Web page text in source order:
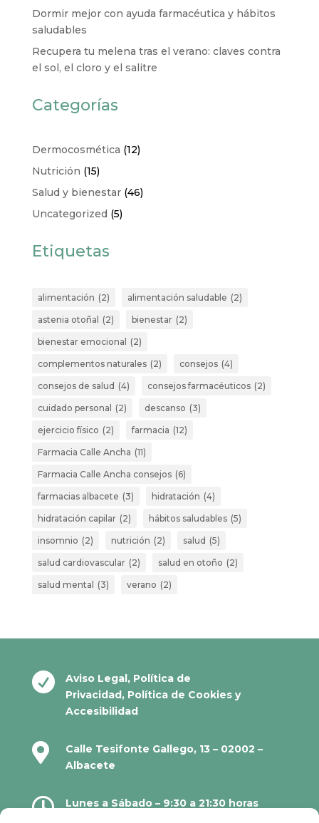
Dormir mejor con ayuda farmacéutica y hábitos
saludables
Recupera tu melena tras el verano: claves contra
el sol, el cloro y el salitre
Categorías
Dermocosmética (12)
Nutrición (15)
Salud y bienestar(46)
Uncategorized (5)
Etiquetas
alimentación (2) alimentación saludable (2)
astenia otoñal (2) bienestar (2)
bienestar emocional (2)
complementos naturales (2) consejos (4)
consejos de salud (4) consejos farmacéuticos (2)
cuidado personal (2) descanso (3)
ejercicio físico (2) farmacia (12)
Farmacia Calle Ancha (11)
Farmacia Calle Ancha consejos (6)
farmacias albacete (3) hidratación (4)
hidratación capilar (2) hábitos saludables (5)
insomnio (2) nutrición (2) salud (5)
salud cardiovascular (2) salud en otoño (2)
salud mental (3) verano (2)
 Aviso Legal , Política de
Privacidad , Política de Cookies y
Accesibilidad

Calle Tesifonte Gallego, 13 – 02002 –
Albacete
 Lunes a Sábado – 9:30 a 21:30 horas